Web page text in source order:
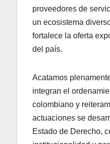
proveedores de
un ecosistema
fortalece la oferta
del país.
Acatamos
integran el
colombiano y
actuaciones se
Estado de Derecho,